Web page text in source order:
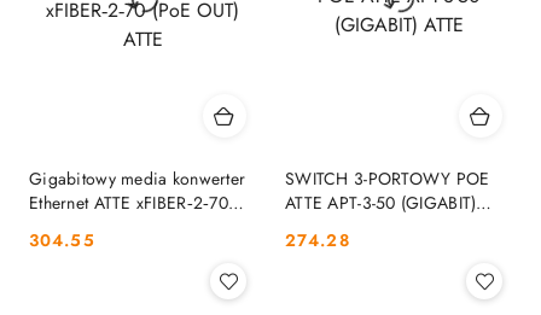
Gigabitowy media konwerter
Ethernet ATTE xFIBER‑2‑70
Cena:
304.55
SWITCH 3-PORTOWY POE
ATTE APT-3-50 (GIGABIT)
Cena:
274.28